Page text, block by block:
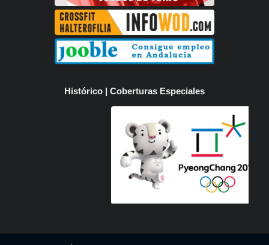
Histórico | Coberturas Especiales